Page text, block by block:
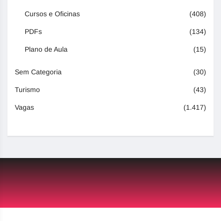
Cursos e Oficinas (408)
PDFs (134)
Plano de Aula (15)
Sem Categoria (30)
Turismo (43)
Vagas (1.417)